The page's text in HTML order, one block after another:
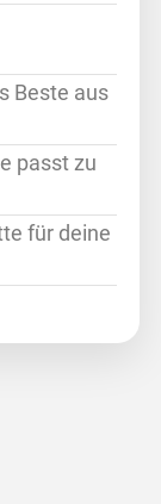
Beste aus
passt zu
für deine